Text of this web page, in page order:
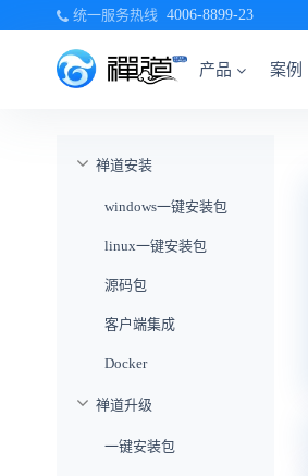
统一服务热线 4006-8899-23
产品 案例
禅道安装
windows一键安装包
linux一键安装包
源码包
客户端集成
Docker
禅道升级
一键安装包